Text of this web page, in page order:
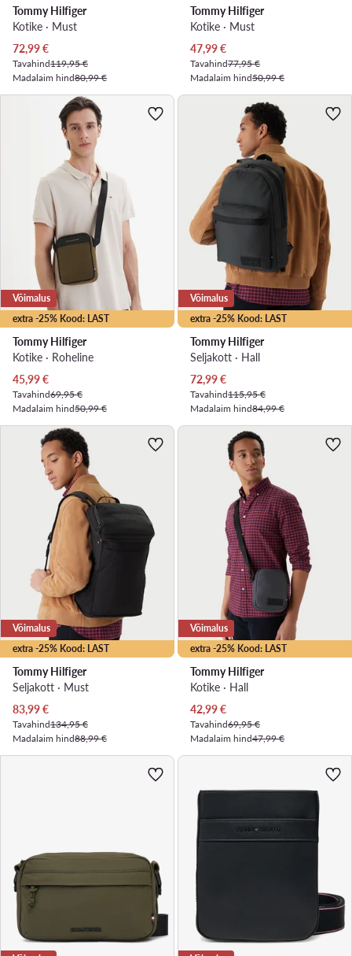
Tommy Hilfiger
Kotike · Must
Praegune hind
72,99€
Tavahind119,95 €
Madalaim hind80,99 €
Tommy Hilfiger
Kotike · Must
Praegune hind
47,99€
Tavahind77,95 €
Madalaim hind50,99 €
extra -25% Kood: LAST
Võimalus
Tommy Hilfiger
Kotike · Roheline
Praegune hind
45,99€
Tavahind69,95 €
Madalaim hind50,99 €
extra -25% Kood: LAST
Võimalus
Tommy Hilfiger
Seljakott · Hall
Praegune hind
72,99€
Tavahind115,95 €
Madalaim hind84,99 €
extra -25% Kood: LAST
Võimalus
Tommy Hilfiger
Seljakott · Must
Praegune hind
83,99€
Tavahind134,95 €
Madalaim hind88,99 €
extra -25% Kood: LAST
Võimalus
Tommy Hilfiger
Kotike · Hall
Praegune hind
42,99€
Tavahind69,95 €
Madalaim hind47,99 €